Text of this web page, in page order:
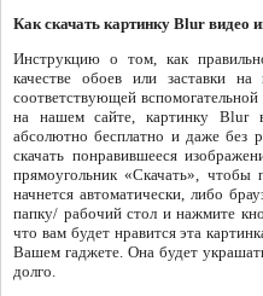
Как скачать картинку Blur видео
Инструкцию о том, как
качестве обоев или заставки
соответствующей
на нашем сайте, картинку Blur
абсолютно бесплатно и даже без
скачать понравившееся
прямоугольник «Скачать», чтобы
начнется автоматически, либо
папку/ рабочий стол и нажмите
что вам будет нравится эта
Вашем гаджете. Она будет
долго.